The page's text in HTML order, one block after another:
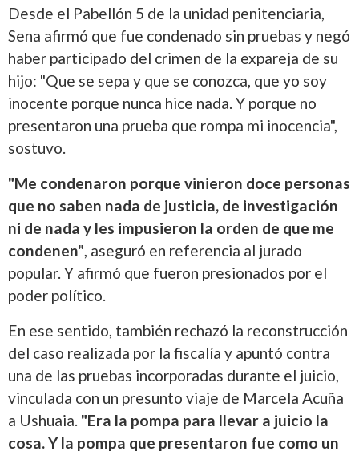
Desde el Pabellón 5 de la unidad penitenciaria,
Sena afirmó que fue condenado sin pruebas y negó
haber participado del crimen de la expareja de su
hijo: "Que se sepa y que se conozca, que yo soy
inocente porque nunca hice nada. Y porque no
presentaron una prueba que rompa mi inocencia",
sostuvo.
"Me condenaron porque vinieron doce personas
que no saben nada de justicia, de investigación
ni de nada y les impusieron la orden de que me
condenen", aseguró en referencia al jurado
popular. Y afirmó que fueron presionados por el
poder político.
En ese sentido, también rechazó la reconstrucción
del caso realizada por la fiscalía y apuntó contra
una de las pruebas incorporadas durante el juicio,
vinculada con un presunto viaje de Marcela Acuña
a Ushuaia. "Era la pompa para llevar a juicio la
cosa. Y la pompa que presentaron fue como un